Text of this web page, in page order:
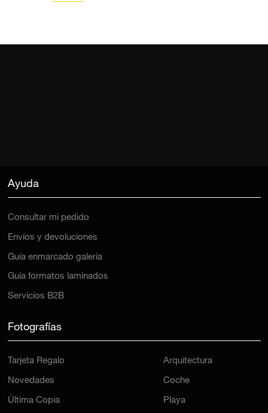
Ayuda
Consultar mi pedido
Envíos y devoluciones
Guía enmarcado galería
Guía formatos laminados
Servicios B2B
Fotografías
Tarjeta Regalo
Novedades
Última Copia
Arquitectura
Coche
Playa